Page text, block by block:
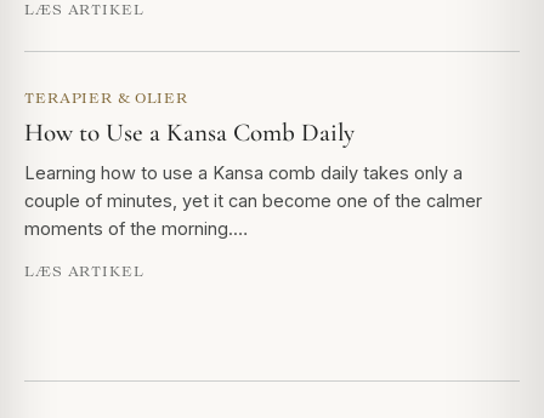
LÆS ARTIKEL
TERAPIER & OLIER
How to Use a Kansa Comb Daily
Learning how to use a Kansa comb daily takes only a
couple of minutes, yet it can become one of the calmer
moments of the morning.…
LÆS ARTIKEL